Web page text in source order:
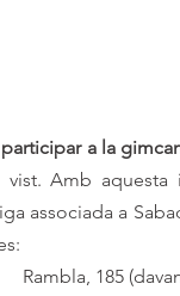
participar a la
vist. Amb aquesta
associada a
Rambla, 185